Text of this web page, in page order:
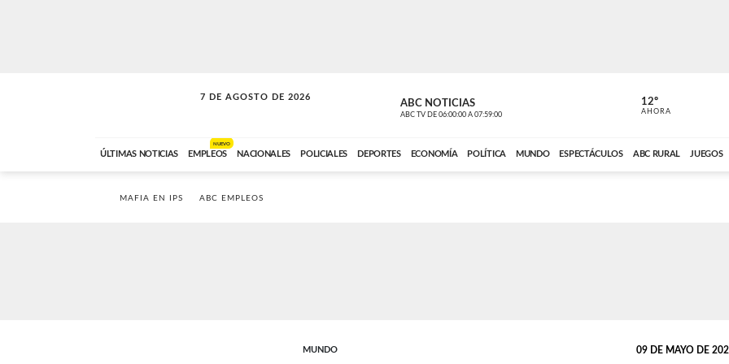
7 DE AGOSTO DE 2026
LA INCONDICIONAL ABC NOTICIAS
ABC TV DE 06:00:00 A 07:59:00 ABC CARDINAL
12º
AHORA
ÚLTIMAS NOTICIAS EMPLEOS
NUEVO
NACIONALES POLICIALES DEPORTES ECONOMÍA POLÍTICA MUNDO ESPECTÁCULOS ABC RURAL JUEGOS
MAFIA EN IPS ABC EMPLEOS
MUNDO 09 DE MAYO DE